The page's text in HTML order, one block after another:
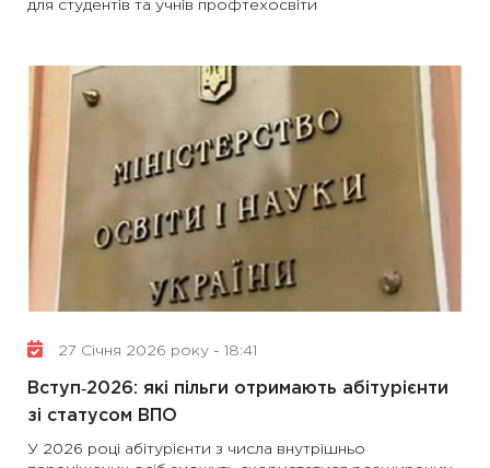
для студентів та учнів профтехосвіти
27 Січня 2026 року - 18:41
Вступ‑2026: які пільги отримають абітурієнти
зі статусом ВПО
У 2026 році абітурієнти з числа внутрішньо